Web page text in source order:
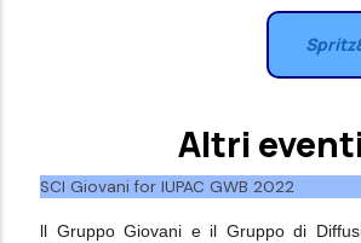
Altri
SCI Giovani for IUPAC GWB 2022
ll Gruppo Giovani e il Gruppo di